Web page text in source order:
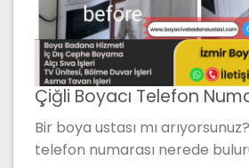
Çiğli Boyacı Telefon
Bir boya ustası mı
telefon numarası nerede